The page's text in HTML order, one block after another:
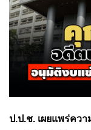
ป.ป.ช. เผยแพร่คว